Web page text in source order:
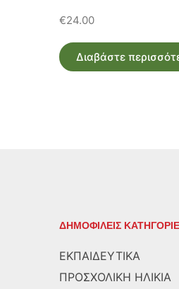
€24.00
Διαβάστε
ΔΗΜΟΦΙΛΕΙΣ
ΕΚΠΑΙΔΕΥΤΙΚΑ
ΠΡΟΣΧΟΛΙΚΗ ΗΛΙΚΙΑ